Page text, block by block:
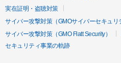
実在証明・盗聴対策
サイバー攻撃対策（GMOサイバーセキュリ
サイバー攻撃対策（GMO Flatt Security）
セキュリティ事業の軌跡